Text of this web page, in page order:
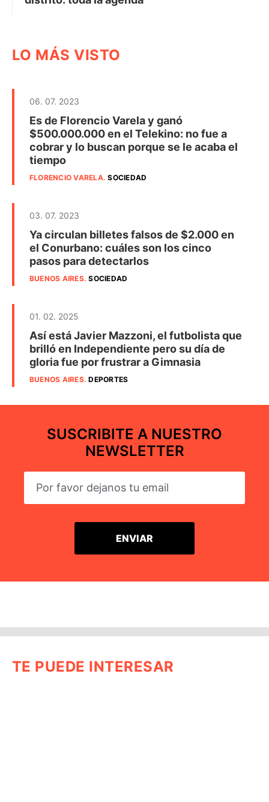
LO MÁS VISTO
06. 07. 2023
Es de Florencio Varela y ganó
$500.000.000 en el Telekino: no fue a
cobrar y lo buscan porque se le acaba el
tiempo
FLORENCIO VARELA.SOCIEDAD
03. 07. 2023
Ya circulan billetes falsos de $2.000 en
el Conurbano: cuáles son los cinco
pasos para detectarlos
BUENOS AIRES.SOCIEDAD
01. 02. 2025
Así está Javier Mazzoni, el futbolista que
brilló en Independiente pero su día de
gloria fue por frustrar a Gimnasia
BUENOS AIRES.DEPORTES
SUSCRIBITE A NUESTRO
NEWSLETTER
TE PUEDE INTERESAR